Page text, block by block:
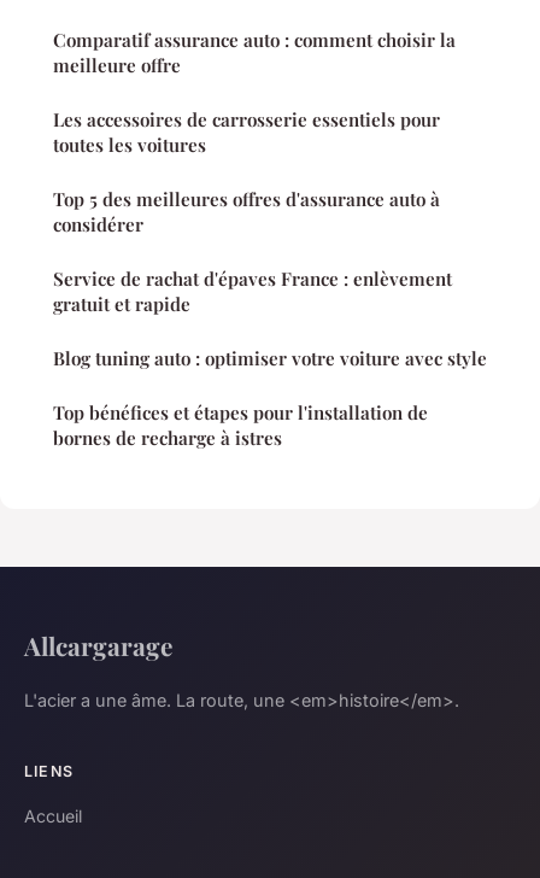
Comparatif assurance auto : comment choisir la
meilleure offre
Les accessoires de carrosserie essentiels pour
toutes les voitures
Top 5 des meilleures offres d'assurance auto à
considérer
Service de rachat d'épaves France : enlèvement
gratuit et rapide
Blog tuning auto : optimiser votre voiture avec style
Top bénéfices et étapes pour l'installation de
bornes de recharge à istres
Allcargarage
L'acier a une âme. La route, une <em>histoire</em>.
LIENS
Accueil